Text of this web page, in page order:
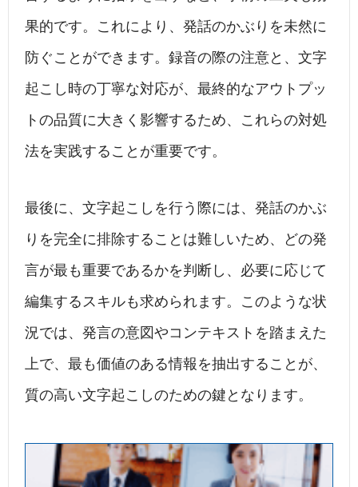
果的です。これにより、発話のかぶりを未然に
防ぐことができます。録音の際の注意と、文字
起こし時の丁寧な対応が、最終的なアウトプッ
トの品質に大きく影響するため、これらの対処
法を実践することが重要です。
最後に、文字起こしを行う際には、発話のかぶ
りを完全に排除することは難しいため、どの発
言が最も重要であるかを判断し、必要に応じて
編集するスキルも求められます。このような状
況では、発言の意図やコンテキストを踏まえた
上で、最も価値のある情報を抽出することが、
質の高い文字起こしのための鍵となります。